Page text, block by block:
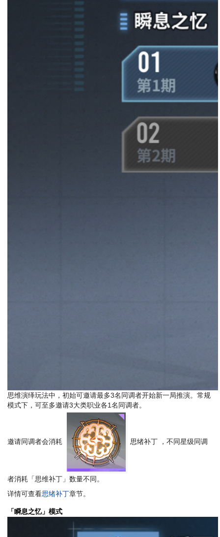
思维演绎玩法中，初始可邀请最多3名同调者开始新一局推演。常规
模式下，可至多邀请3大类职业各1名同调者。
邀请同调者会消耗 思绪补丁 ，不同星级同调
者消耗「思维补丁」数量不同。
详情可查看思绪补丁章节。
「瞬息之忆」模式